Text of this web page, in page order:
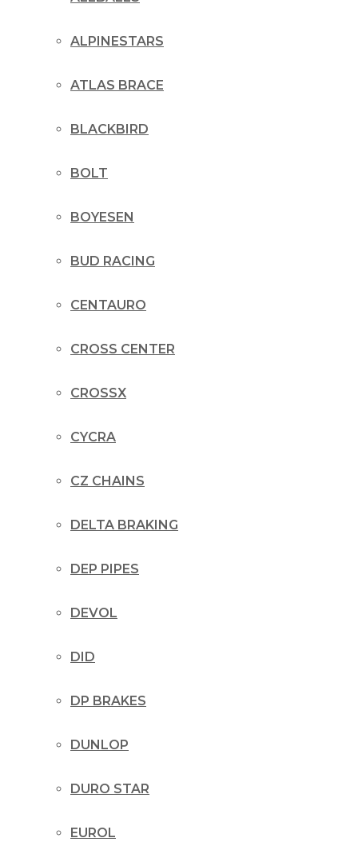
ALPINESTARS
ATLAS BRACE
BLACKBIRD
BOLT
BOYESEN
BUD RACING
CENTAURO
CROSS CENTER
CROSSX
CYCRA
CZ CHAINS
DELTA BRAKING
DEP PIPES
DEVOL
DID
DP BRAKES
DUNLOP
DURO STAR
EUROL